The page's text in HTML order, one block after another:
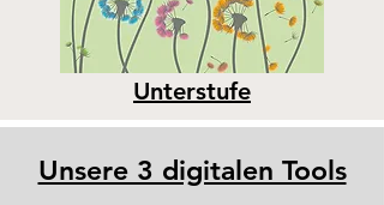
Unterstufe
Unsere 3 digitalen Tools